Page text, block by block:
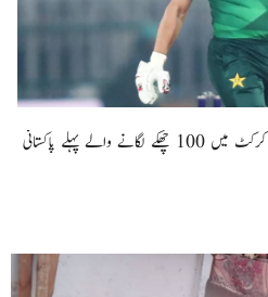
صاحبزادہ فرحان ایک سال میں ٹی ٹوئنٹی کرکٹ میں 100 چھکے لگانے والے پہلے پاکستانی